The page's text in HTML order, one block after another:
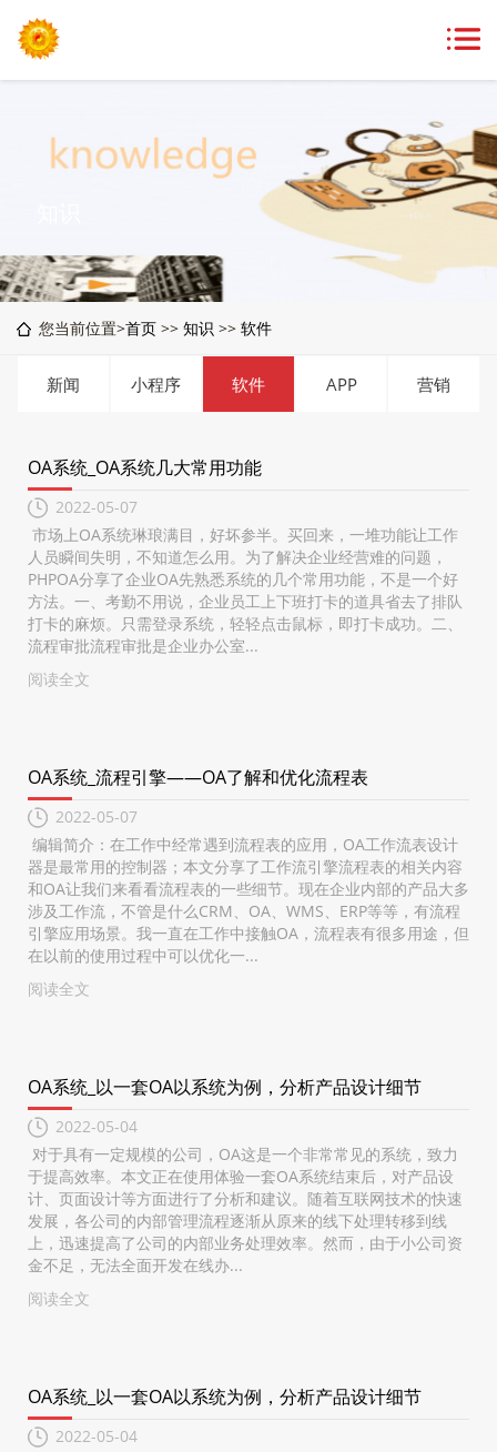
您当前位置>首页 >> 知识 >> 软件
新闻 小程序 软件 APP 营销
OA系统_OA系统几大常用功能
2022-05-07
市场上OA系统琳琅满目，好坏参半。买回来，一堆功能让工作
人员瞬间失明，不知道怎么用。为了解决企业经营难的问题，
PHPOA分享了企业OA先熟悉系统的几个常用功能，不是一个好
方法。一、考勤不用说，企业员工上下班打卡的道具省去了排队
打卡的麻烦。只需登录系统，轻轻点击鼠标，即打卡成功。二、
流程审批流程审批是企业办公室...
阅读全文
OA系统_流程引擎——OA了解和优化流程表
2022-05-07
编辑简介：在工作中经常遇到流程表的应用，OA工作流表设计
器是最常用的控制器；本文分享了工作流引擎流程表的相关内容
和OA让我们来看看流程表的一些细节。现在企业内部的产品大多
涉及工作流，不管是什么CRM、OA、WMS、ERP等等，有流程
引擎应用场景。我一直在工作中接触OA，流程表有很多用途，但
在以前的使用过程中可以优化一...
阅读全文
OA系统_以一套OA以系统为例，分析产品设计细节
2022-05-04
对于具有一定规模的公司，OA这是一个非常常见的系统，致力
于提高效率。本文正在使用体验一套OA系统结束后，对产品设
计、页面设计等方面进行了分析和建议。随着互联网技术的快速
发展，各公司的内部管理流程逐渐从原来的线下处理转移到线
上，迅速提高了公司的内部业务处理效率。然而，由于小公司资
金不足，无法全面开发在线办...
阅读全文
OA系统_以一套OA以系统为例，分析产品设计细节
2022-05-04